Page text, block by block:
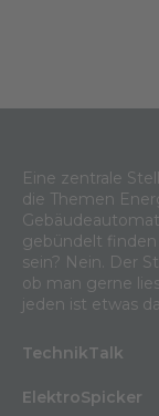
Eine zentrale
die Themen
gebündelt
sein? Nein. Der
ob man gerne
jeden ist etwas
TechnikTalk
ElektroSpicker